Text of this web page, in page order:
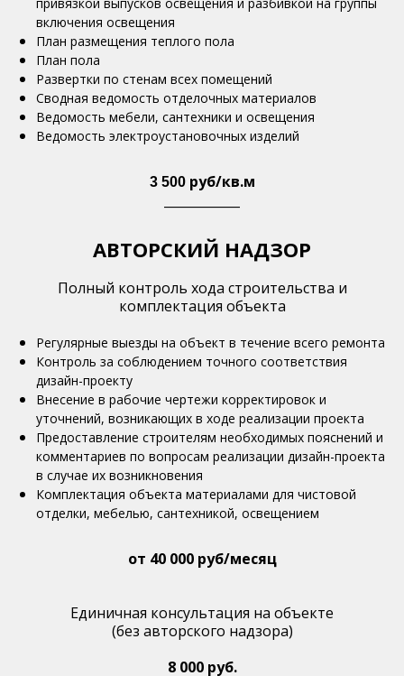
включения освещения
План размещения теплого пола
План пола
Развертки по стенам всех помещений
Сводная ведомость отделочных материалов
Ведомость мебели, сантехники и освещения
Ведомость электроустановочных изделий
3 500руб/кв.м
АВТОРСКИЙ НАДЗОР
Полный контроль хода строительства и
комплектация объекта
Регулярные выезды на объект в течение всего ремонта
Контроль за соблюдением точного соответствия
дизайн-проекту
Внесение в рабочие чертежи корректировок и
уточнений, возникающих в ходе реализации проекта
Предоставление строителям необходимых пояснений и
комментариев по вопросам реализации дизайн-проекта
в случае их возникновения
Комплектация объекта материалами для чистовой
отделки, мебелью, сантехникой, освещением
от 40 000 руб/месяц
Единичная консультация на объекте
(без авторского надзора)
8 000 руб.